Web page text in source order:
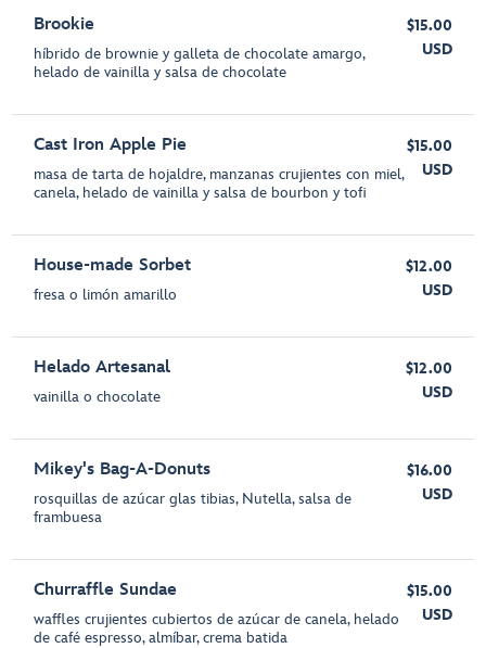
Brookie
híbrido de brownie y galleta de chocolate amargo,
helado de vainilla y salsa de chocolate
$15.00
USD
Cast Iron Apple Pie
masa de tarta de hojaldre, manzanas crujientes con miel,
canela, helado de vainilla y salsa de bourbon y tofi
$15.00
USD
House-made Sorbet
fresa o limón amarillo
$12.00
USD
Helado Artesanal
vainilla o chocolate
$12.00
USD
Mikey's Bag-A-Donuts
rosquillas de azúcar glas tibias, Nutella, salsa de
frambuesa
$16.00
USD
Churraffle Sundae
waffles crujientes cubiertos de azúcar de canela, helado
de café espresso, almíbar, crema batida
$15.00
USD